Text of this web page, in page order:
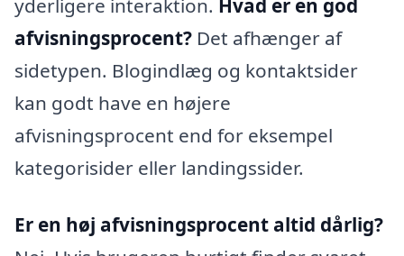
yderligere interaktion. Hvad er en god
afvisningsprocent? Det afhænger af
sidetypen. Blogindlæg og kontaktsider
kan godt have en højere
afvisningsprocent end for eksempel
kategorisider eller landingssider.
Er en høj afvisningsprocent altid dårlig?